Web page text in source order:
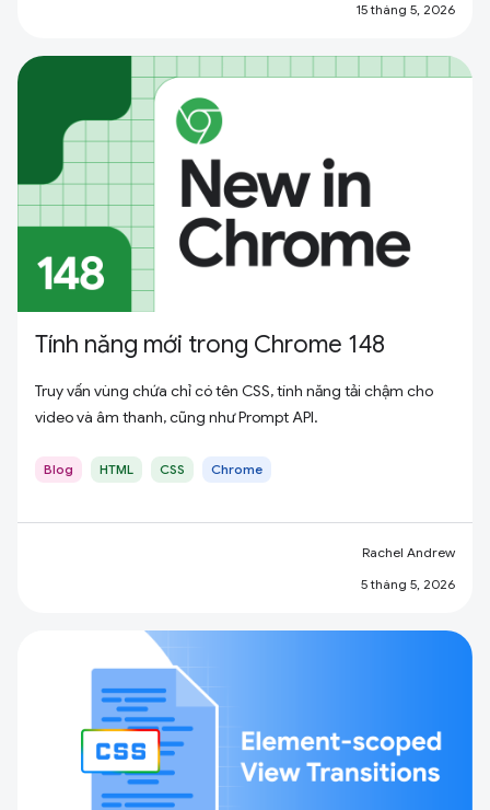
15 tháng 5, 2026
Tính năng mới trong Chrome 148
Truy vấn vùng chứa chỉ có tên CSS, tính năng tải chậm cho
video và âm thanh, cũng như Prompt API.
Blog HTML CSS Chrome
Rachel Andrew
5 tháng 5, 2026